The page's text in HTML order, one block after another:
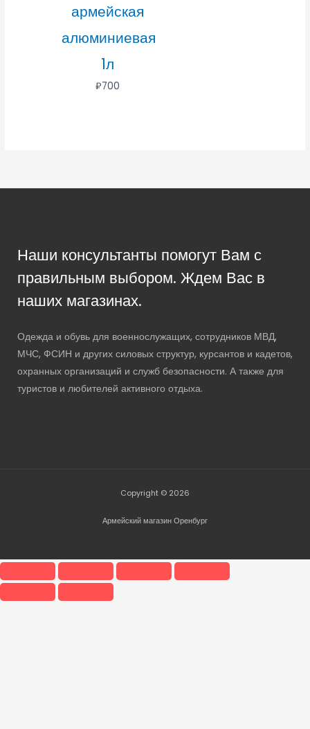
армейская
алюминиевая
1л
₽700
Наши консультанты помогут Вам с
правильным выбором. Ждем Вас в
наших магазинах.
Одежда и обувь для военнослужащих, сотрудников МВД,
МЧС, ФСИН и других силовых структур, курсантов и кадетов,
охранных организаций и служб безопасности. А также для
туристов и любителей активного отдыха.
Copyright © 2026
Армейский магазин Оренбург